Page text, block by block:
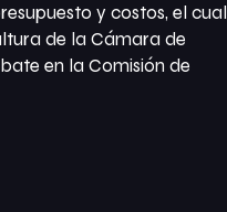
y costos, el cual
de la Cámara de
en la Comisión de